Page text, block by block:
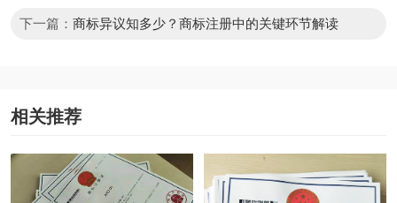
下一篇： 商标异议知多少？商标注册中的关键环节解读
相关推荐